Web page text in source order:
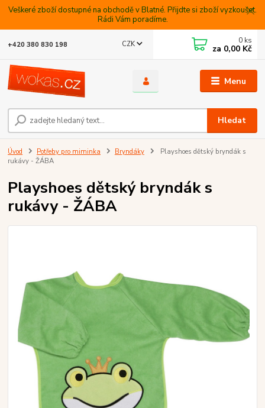
Veškeré zboží dostupné na obchodě v Blatné. Přijdte si zboží vyzkoušet.
Rádi Vám poradíme.
Menu
CZK
Hledat
+420 380 830 198 0 ks
za 0,00 Kč
Úvod Potřeby pro miminka Bryndáky
Playshoes dětský bryndák s
rukávy - ŽÁBA
Playshoes dětský bryndák s
rukávy - ŽÁBA